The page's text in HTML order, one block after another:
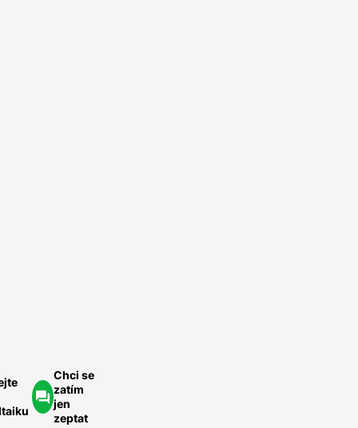
Chci se
zatím
jen
zeptat